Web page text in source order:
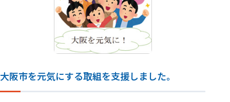
大阪市を元気にする取組を支援しました。